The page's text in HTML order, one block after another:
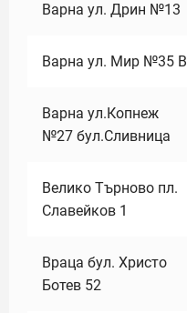
Варна ул. Дрин №13
Варна ул. Мир №35 В
Варна ул.Копнеж
№27 бул.Сливница
Велико Търново пл.
Славейков 1
Враца бул. Христо
Ботев 52